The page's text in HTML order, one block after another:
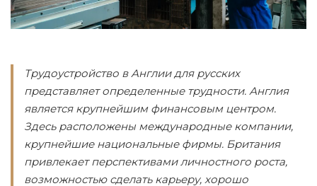
Трудоустройство в Англии для русских
представляет определенные трудности. Англия
является крупнейшим финансовым центром.
Здесь расположены международные компании,
крупнейшие национальные фирмы. Британия
привлекает перспективами личностного роста,
возможностью сделать карьеру, хорошо